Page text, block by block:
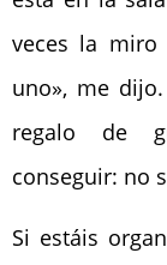
veces la
uno», me
regalo de
conseguir: no
Si estáis